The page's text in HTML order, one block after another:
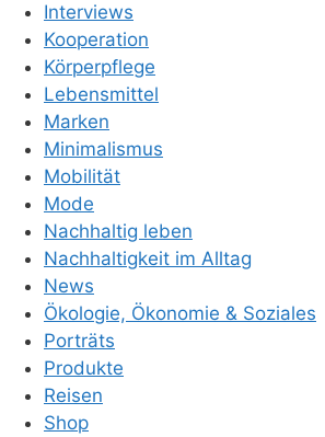
Interviews
Kooperation
Körperpflege
Lebensmittel
Marken
Minimalismus
Mobilität
Mode
Nachhaltig leben
Nachhaltigkeit im Alltag
News
Ökologie, Ökonomie & Soziales
Porträts
Produkte
Reisen
Shop